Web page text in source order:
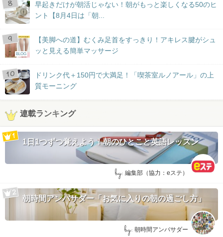
早起きだけが朝活じゃない！朝がもっと楽しくなる50のヒ
ント【8月4日は「朝...
BLOG
【美脚への道】むくみ足首をすっきり！アキレス腱がシュ
ッと見える簡単マッサージ
ドリンク代＋150円で大満足！「喫茶室ルノアール」の上
質モーニング
連載ランキング
1日1つずつ覚えよう！朝のひとこと英語レッスン
by: 編集部（協力：eステ）
朝時間アンバサダー「お気に入りの朝の過ごし方」
by: 朝時間アンバサダー